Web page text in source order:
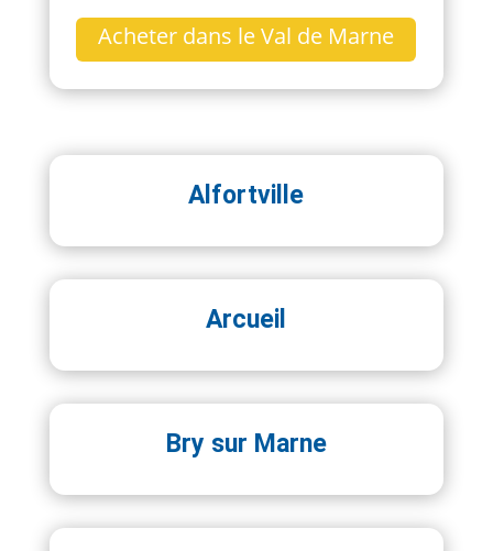
Acheter dans le Val de Marne
Alfortville
Arcueil
Bry sur Marne